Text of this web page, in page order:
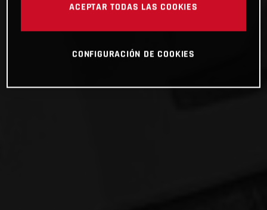
ACEPTAR TODAS LAS COOKIES
CONFIGURACIÓN DE COOKIES